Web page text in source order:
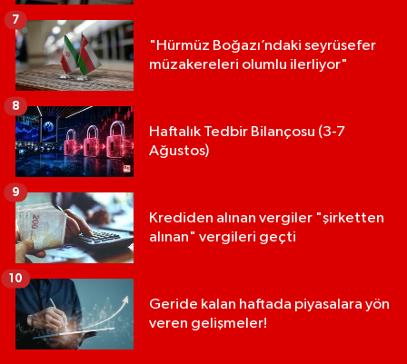
"Hürmüz Boğazı’ndaki seyrüsefer
müzakereleri olumlu ilerliyor"
7
Haftalık Tedbir Bilançosu (3-7
Ağustos)
8
Krediden alınan vergiler "şirketten
alınan" vergileri geçti
9
Geride kalan haftada piyasalara yön
veren gelişmeler!
10